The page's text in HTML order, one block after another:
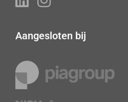
Aangesloten bij